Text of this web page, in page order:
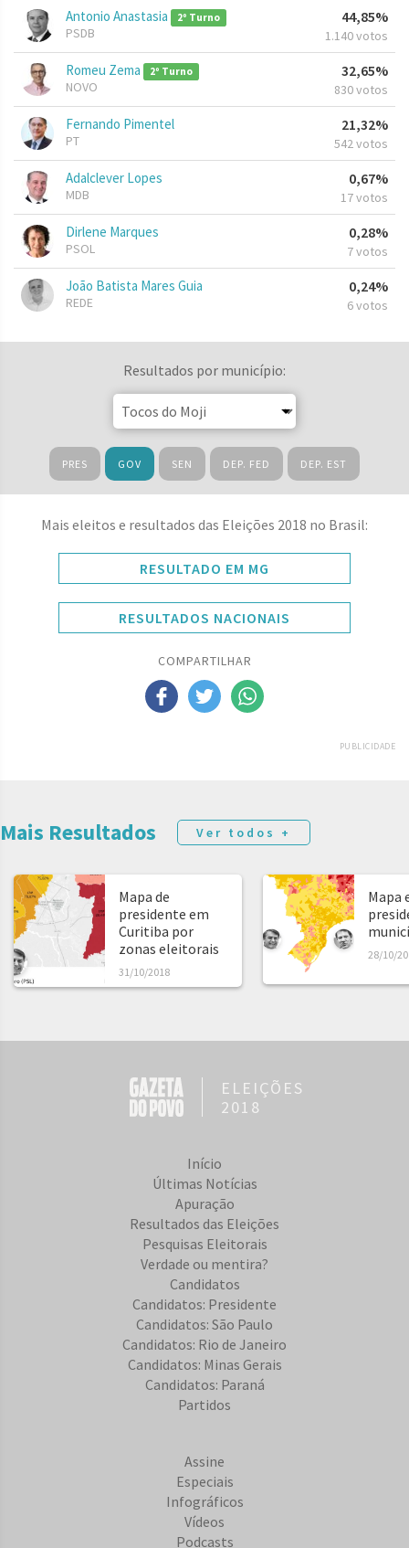
Antonio Anastasia 2º Turno
PSDB
44,85%
1.140 votos
Romeu Zema 2º Turno
NOVO
32,65%
830 votos
Fernando Pimentel
PT
21,32%
542 votos
Adalclever Lopes
MDB
0,67%
17 votos
Dirlene Marques
PSOL
0,28%
7 votos
João Batista Mares Guia
REDE
0,24%
6 votos
Resultados por município:
PRES GOV SEN DEP. FED DEP. EST
Mais eleitos e resultados das Eleições 2018 no Brasil:
RESULTADO EM MG
RESULTADOS NACIONAIS
COMPARTILHAR
PUBLICIDADE
Mais Resultados Ver todos +
Mapa de
presidente em
Curitiba por
zonas eleitorais
31/10/2018
Mapa
28/10/
ELEIÇÕES
2018
Início
Últimas Notícias
Apuração
Resultados das Eleições
Pesquisas Eleitorais
Verdade ou mentira?
Candidatos
Candidatos: Presidente
Candidatos: São Paulo
Candidatos: Rio de Janeiro
Candidatos: Minas Gerais
Candidatos: Paraná
Partidos
Assine
Especiais
Infográficos
Vídeos
Podcasts